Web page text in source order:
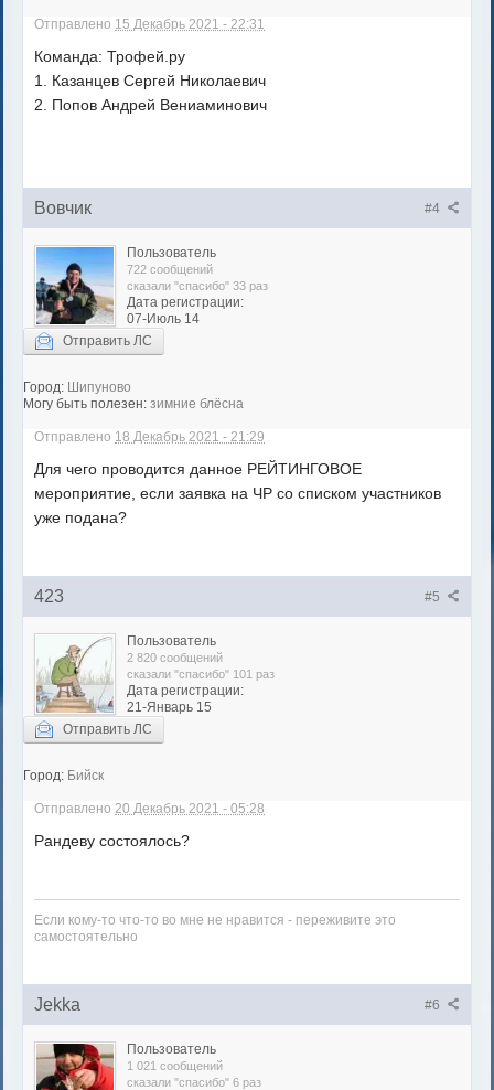
Отправлено 15 Декабрь 2021 - 22:31
Команда: Трофей.ру
1. Казанцев Сергей Николаевич
2. Попов Андрей Вениаминович
#4
Вовчик
Пользователь
722 сообщений
сказали "спасибо" 33 раз
Дата регистрации:
07-Июль 14
Отправить ЛС
Город: Шипуново
Могу быть полезен: зимние блёсна
Отправлено 18 Декабрь 2021 - 21:29
Для чего проводится данное РЕЙТИНГОВОЕ
мероприятие, если заявка на ЧР со списком участников
уже подана?
#5
423
Пользователь
2 820 сообщений
сказали "спасибо" 101 раз
Дата регистрации:
21-Январь 15
Отправить ЛС
Город: Бийск
Отправлено 20 Декабрь 2021 - 05:28
Рандеву состоялось?
Если кому-то что-то во мне не нравится - переживите это
самостоятельно
#6
Jekka
Пользователь
1 021 сообщений
сказали "спасибо" 6 раз